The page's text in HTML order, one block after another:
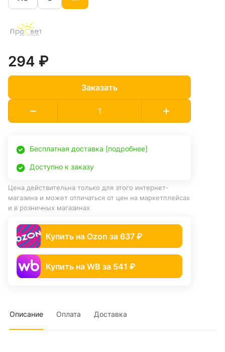
294 ₽
Заказать
Бесплатная доставка [подробнее]
Доступно к заказу
Цена действительна только для этого интернет-
магазина и может отличаться от цен на маркетплейсах
и в розничных магазинах
Купить на Ozon за 637 ₽
Купить на WB за 541 ₽
Описание Оплата Доставка